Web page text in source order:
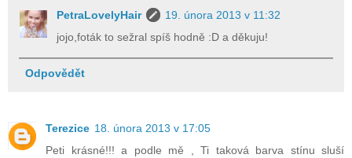
PetraLovelyHair
19. února 2013 v 11:32
jojo,foták to sežral spíš hodně :D a děkuju!
Odpovědět
Terezice 18. února 2013 v 17:05
Peti krásné!!! a podle mě , Ti taková barva stínu sluší